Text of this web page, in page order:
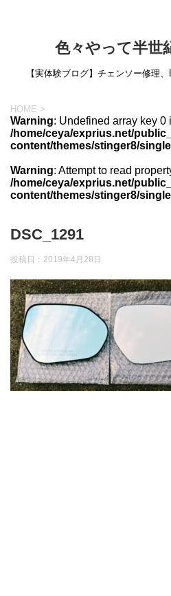
色々やって半世
【実体験ブログ】チェンソー修理
HOME >
Warning: Undefined array key 0
/home/ceya/exprius.net/
content/themes/stinger8/
Warning: Attempt to read
/home/ceya/exprius.net/
content/themes/stinger8/
DSC_1291
投稿日： 2019年4月28日